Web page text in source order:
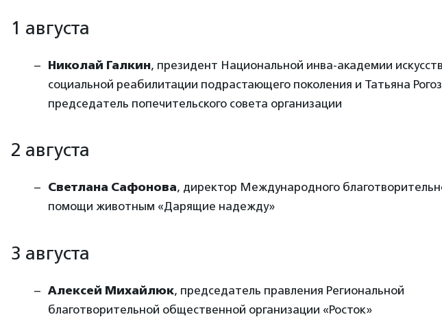
1 августа
Николай Галкин, президент Национальной инва-академии
социальной реабилитации подрастающего поколения и Татьяна
председатель попечительского совета организации
2 августа
Светлана Сафонова, директор Международного
помощи животным «Дарящие надежду»
3 августа
Алексей Михайлюк, председатель правления Региональной
благотворительной общественной организации «Росток»